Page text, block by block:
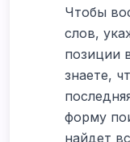
Чтобы
слов,
позиции
знаете,
форму
найдет